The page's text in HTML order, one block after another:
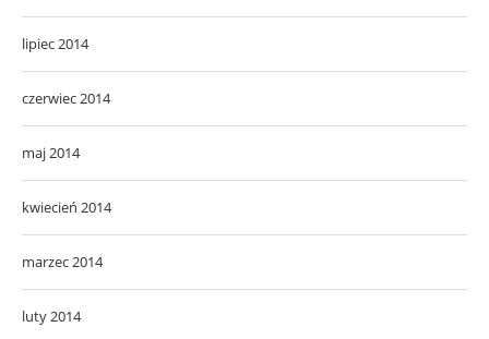
lipiec 2014
czerwiec 2014
maj 2014
kwiecień 2014
marzec 2014
luty 2014